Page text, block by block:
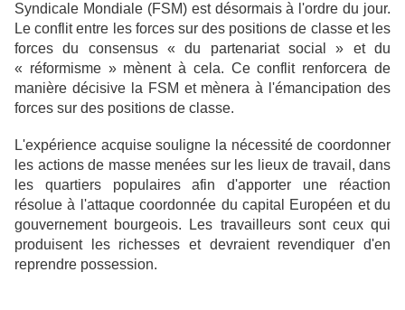
Syndicale Mondiale (FSM) est désormais à l'ordre du jour.
Le conflit entre les forces sur des positions de classe et les
forces du consensus « du partenariat social » et du
« réformisme » mènent à cela. Ce conflit renforcera de
manière décisive la FSM et mènera à l'émancipation des
forces sur des positions de classe.
L'expérience acquise souligne la nécessité de coordonner
les actions de masse menées sur les lieux de travail, dans
les quartiers populaires afin d'apporter une réaction
résolue à l'attaque coordonnée du capital Européen et du
gouvernement bourgeois. Les travailleurs sont ceux qui
produisent les richesses et devraient revendiquer d'en
reprendre possession.